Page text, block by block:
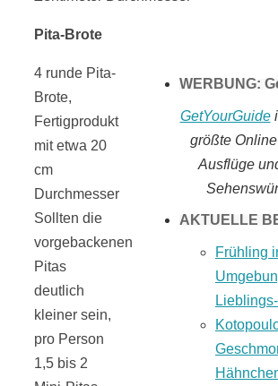
Pita-Brote
4 runde Pita-
Brote,
Fertigprodukt
mit etwa 20
cm
Durchmesser
Sollten die
vorgebackenen
Pitas
deutlich
kleiner sein,
pro Person
1,5 bis 2
WERBUNG:
GetYourGuide
größte
Ausflüge
AKTUELLE
Frühling